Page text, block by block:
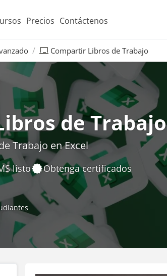
Precios Contáctenos
Compartir Libros de Trabajo
de Trabajo
Trabajo en Excel
listo Obtenga certificados